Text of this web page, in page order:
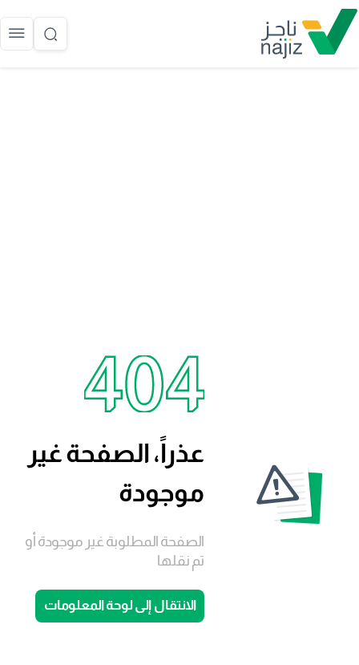
عذراً، الصفحة غير
موجودة
الصفحة المطلوبة غير موجودة أو
تم نقلها
الانتقال إلى لوحة المعلومات